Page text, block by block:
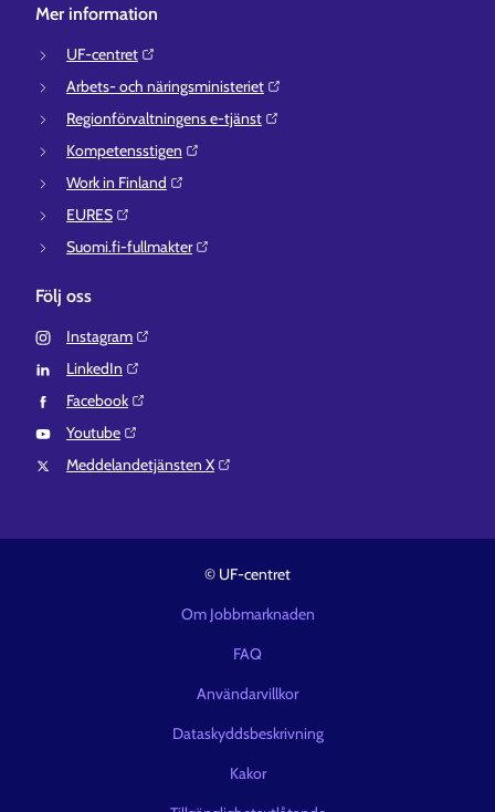
Mer information
UF-centret⁠
Arbets- och näringsministeriet⁠
Regionförvaltningens e-tjänst⁠
Kompetensstigen⁠
Work in Finland⁠
EURES⁠
Suomi.fi-fullmakter⁠
Följ oss
Instagram⁠
LinkedIn⁠
Facebook⁠
Youtube⁠
Meddelandetjänsten X⁠
© UF-centret
Om Jobbmarknaden
FAQ
Användarvillkor
Dataskyddsbeskrivning
Kakor